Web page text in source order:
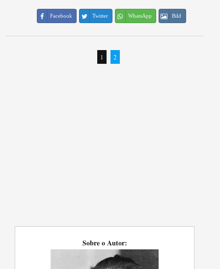
Facebook Twitter WhatsApp Bild
1 2
Sobre o Autor: